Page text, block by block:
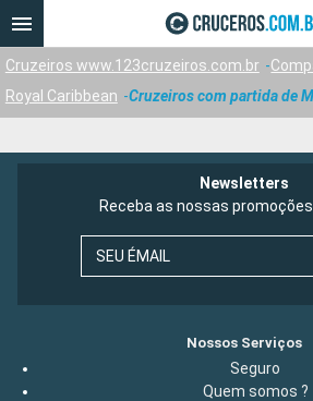
Cruzeiros www.123cruzeiros.com.br
Royal Caribbean
Cruzeiros com partida de
Newsletters
Receba as nossas
SEU ÉMAIL
Nossos Serviços
Seguro
Quem somos ?